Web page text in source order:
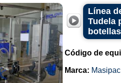
Línea
Tudela
Código de
Marca: